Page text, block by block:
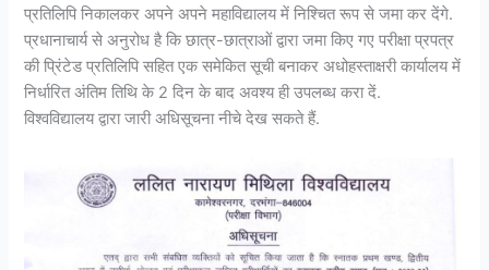
प्रतिलिपि निकालकर अपने अपने महाविद्यालय में निश्चित रूप से जमा कर देंगे.
प्रधानाचार्य से अनुरोध है कि छात्र-छात्राओं द्वारा जमा किए गए परीक्षा प्रपत्र
की प्रिंटेड प्रतिलिपि सहित एक समेकित सूची बनाकर अधोहस्ताक्षरी कार्यालय में
निर्धारित अंतिम तिथि के 2 दिन के बाद अवश्य ही उपलब्ध करा दें.
विश्वविद्यालय द्वारा जारी अधिसूचना नीचे देख सकते हैं.